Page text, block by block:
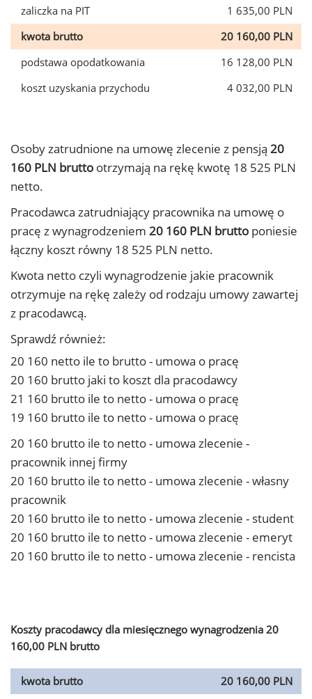
zaliczka na PIT
1 635,00 PLN
kwota brutto
20 160,00 PLN
podstawa opodatkowania
16 128,00 PLN
koszt uzyskania przychodu
4 032,00 PLN
Osoby zatrudnione na umowę zlecenie z pensją 20
160 PLN brutto otrzymają na rękę kwotę 18 525 PLN
netto.
Pracodawca zatrudniający pracownika na umowę o
pracę z wynagrodzeniem 20 160 PLN brutto poniesie
łączny koszt równy 18 525 PLN netto.
Kwota netto czyli wynagrodzenie jakie pracownik
otrzymuje na rękę zależy od rodzaju umowy zawartej
z pracodawcą.
Sprawdź również:
20 160 netto ile to brutto - umowa o pracę
20 160 brutto jaki to koszt dla pracodawcy
21 160 brutto ile to netto - umowa o pracę
19 160 brutto ile to netto - umowa o pracę
20 160 brutto ile to netto - umowa zlecenie -
pracownik innej firmy
20 160 brutto ile to netto - umowa zlecenie - własny
pracownik
20 160 brutto ile to netto - umowa zlecenie - student
20 160 brutto ile to netto - umowa zlecenie - emeryt
20 160 brutto ile to netto - umowa zlecenie - rencista
Koszty pracodawcy dla miesięcznego wynagrodzenia 20
160,00 PLN brutto
kwota brutto
20 160,00 PLN